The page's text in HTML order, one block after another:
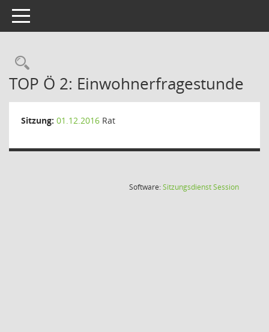
Toggle navigation
Rechercheauswahl
TOP Ö 2: Einwohnerfragestunde
Sitzung: 01.12.2016 Rat
Software:SitzungsdienstSession(Wird in